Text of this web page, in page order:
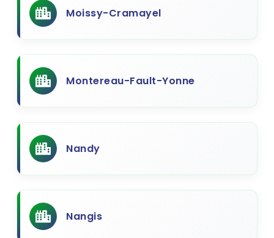
Moissy-Cramayel
Montereau-Fault-Yonne
Nandy
Nangis